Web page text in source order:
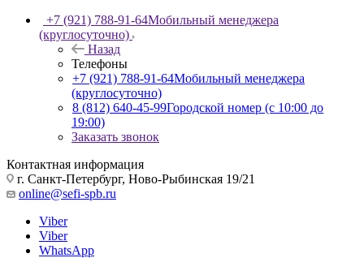
+7 (921) 788-91-64Мобильный менеджера
(круглосуточно)
Назад
Телефоны
+7 (921) 788-91-64Мобильный менеджера
(круглосуточно)
8 (812) 640-45-99Городской номер (с 10:00 до
19:00)
Заказать звонок
Контактная информация
г. Санкт-Петербург, Ново-Рыбинская 19/21
online@sefi-spb.ru
Viber
Viber
WhatsApp